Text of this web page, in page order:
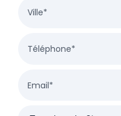
Ville*
Téléphone*
Email*